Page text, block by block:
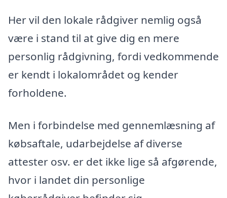
Her vil den lokale rådgiver nemlig også
være i stand til at give dig en mere
personlig rådgivning, fordi vedkommende
er kendt i lokalområdet og kender
forholdene.
Men i forbindelse med gennemlæsning af
købsaftale, udarbejdelse af diverse
attester osv. er det ikke lige så afgørende,
hvor i landet din personlige